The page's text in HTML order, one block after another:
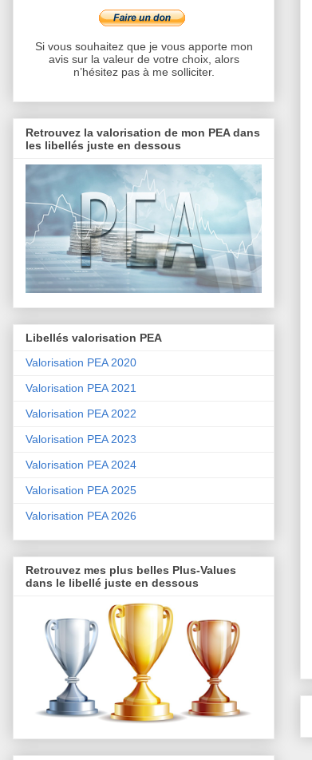
Si vous souhaitez que je vous apporte mon
avis sur la valeur de votre choix, alors
n’hésitez pas à me solliciter.
Retrouvez la valorisation de mon PEA dans
les libellés juste en dessous
Libellés valorisation PEA
Valorisation PEA 2020
Valorisation PEA 2021
Valorisation PEA 2022
Valorisation PEA 2023
Valorisation PEA 2024
Valorisation PEA 2025
Valorisation PEA 2026
Retrouvez mes plus belles Plus-Values
dans le libellé juste en dessous